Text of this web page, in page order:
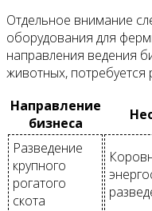
Отдельное внимание
оборудования для
направления ведения
животных,
Направление
бизнеса
Разведение
крупного
рогатого
скота